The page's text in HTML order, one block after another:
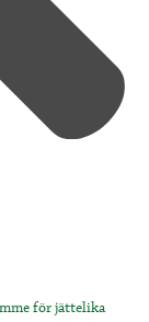
för jättelika